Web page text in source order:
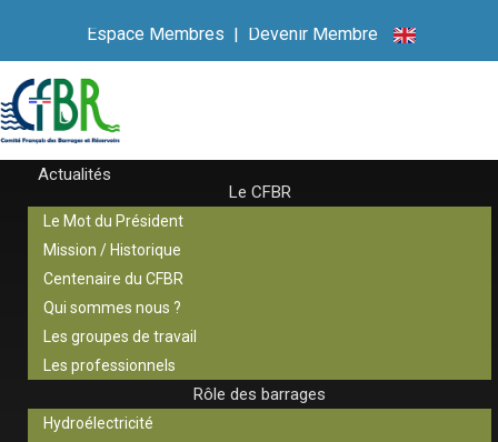
Espace Membres | Devenir Membre
Actualités
Le CFBR
Le Mot du Président
Mission / Historique
Centenaire du CFBR
Qui sommes nous ?
Les groupes de travail
Les professionnels
Rôle des barrages
Hydroélectricité